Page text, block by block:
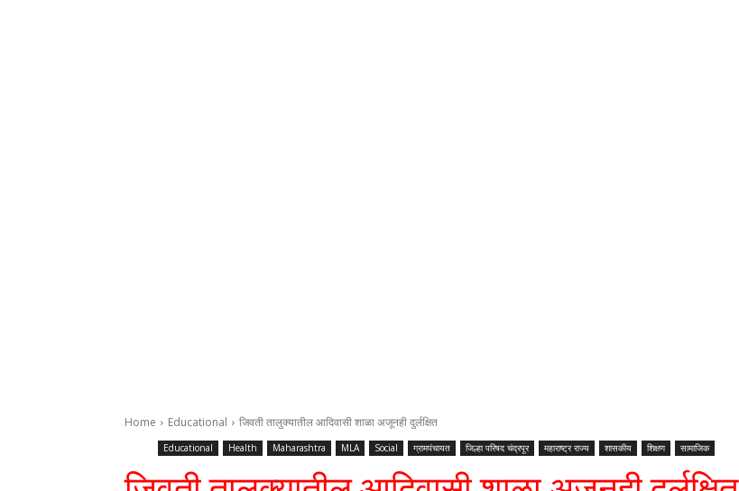
Home Educational जिवती तालुक्यातील आदिवासी शाळा अजूनही दुर्लक्षित
Educational Health Maharashtra MLA Social ग्रामपंचायत जिल्हा परिषद चंद्रपूर महाराष्ट्र राज्य शासकीय शिक्षण सामाजिक